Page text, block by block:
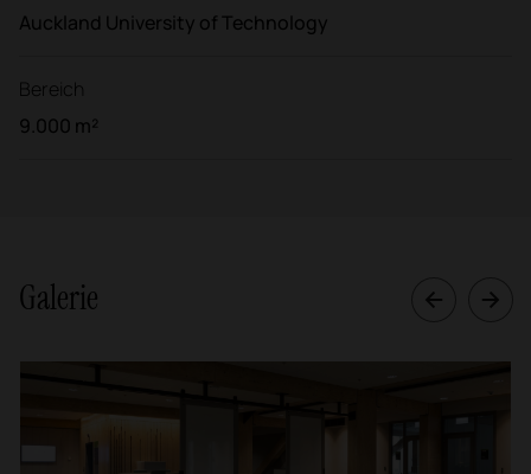
Auckland University of Technology
Bereich
9.000 m²
Galerie